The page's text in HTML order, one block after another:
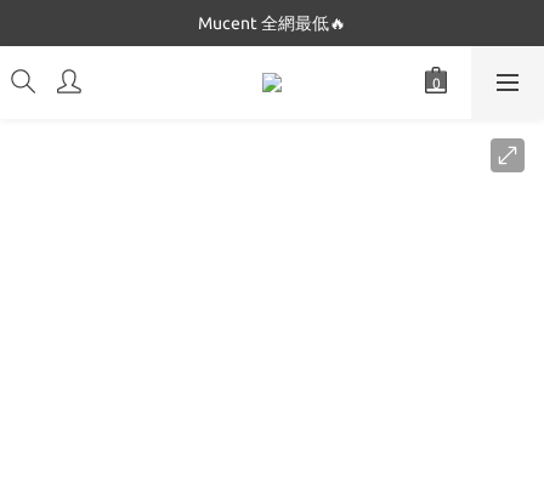
Dickies 最低$280起🔥
Mucent 全網最低🔥
Dickies 最低$280起🔥